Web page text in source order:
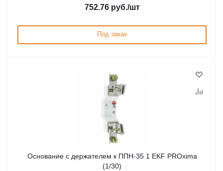
752.76руб./шт
Под заказ
Основание с держателем к ППН-35 1 EKF PROxima
(1/30)